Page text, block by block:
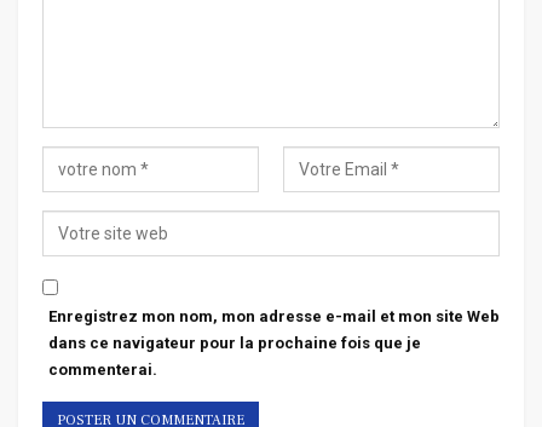
Enregistrez mon nom, mon adresse e-mail et mon site Web
dans ce navigateur pour la prochaine fois que je
commenterai.